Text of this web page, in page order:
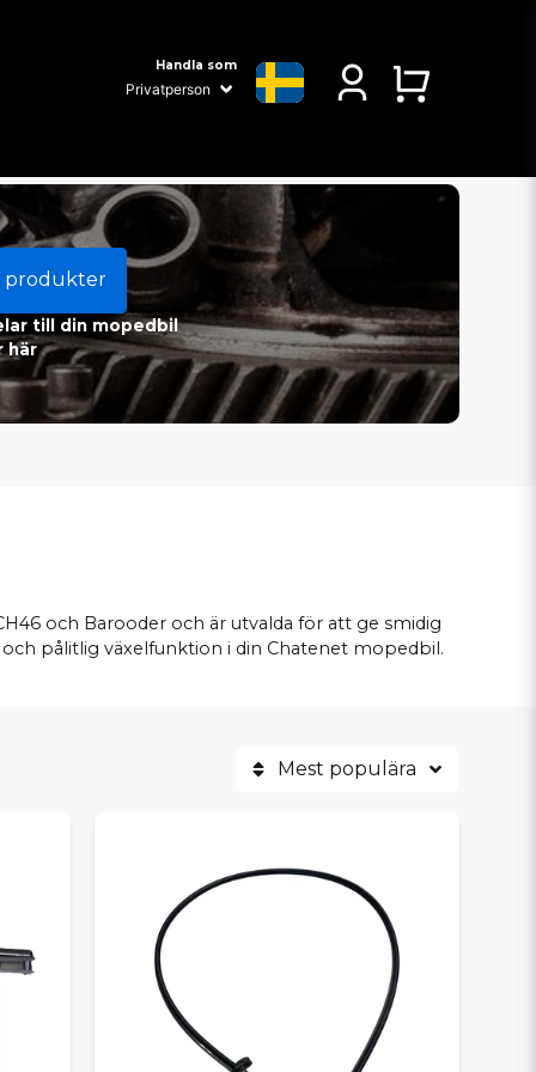
Handla som
produkter
till din mopedbil
här
och Barooder och är utvalda för att ge smidig
pålitlig växelfunktion i din Chatenet mopedbil.
Mest populära